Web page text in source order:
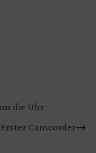
die Uhr
Erster Camcorder